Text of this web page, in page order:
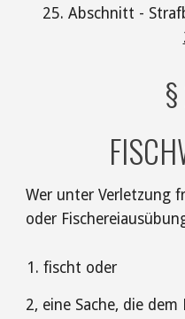
25. Abschnitt -
Wer unter Verletzung
oder
fischt oder
2, eine Sache, die